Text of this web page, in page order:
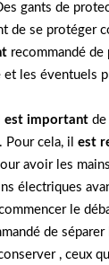
gants de
de se protéger
recommandé
et les éventuels
est important de
Pour cela, il est
avoir les
électriques
le
de
, ceux